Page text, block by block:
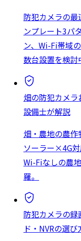
防犯カメラの
ンプレート3パ
ン、Wi-Fi帯域
数台設置を検討
畑の防犯カメ
設備士が解説
畑・農地の農作
ソーラー×4G
Wi-Fiなしの農
羅。
防犯カメラの
ド・NVRの選び